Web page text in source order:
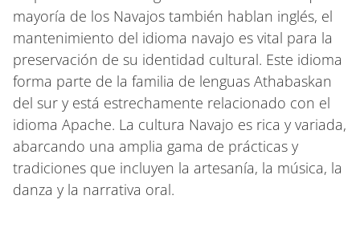
mayoría de los Navajos también hablan inglés, el
mantenimiento del idioma navajo es vital para la
preservación de su identidad cultural. Este idioma
forma parte de la familia de lenguas Athabaskan
del sur y está estrechamente relacionado con el
idioma Apache. La cultura Navajo es rica y variada,
abarcando una amplia gama de prácticas y
tradiciones que incluyen la artesanía, la música, la
danza y la narrativa oral.